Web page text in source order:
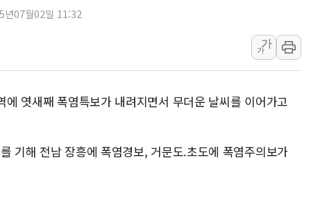
부동산정책 정
경찰, '강북구 오
"취약계층에 더
전국 그늘막 4만
에어프레미아, 호
년07월02일 11:32
가
가
엿새째 폭염특보가 내려지면서 무더운 날씨를 이어가고
기해 전남 장흥에 폭염경보, 거문도.초도에 폭염주의보가